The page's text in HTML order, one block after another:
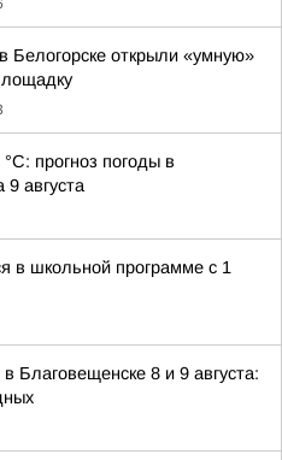
Белогорске открыли «умную»
прогноз погоды в
августа
в школьной программе с 1
Благовещенске 8 и 9 августа: